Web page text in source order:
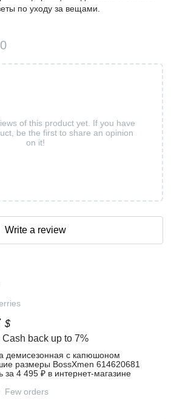
по уходу за вещами.
0
of this product yet. If you have
be the first to share an opinion
on it!
Write a review
$
Cash back up to 7%
демисезонная с капюшоном
размеры BossXmen 614620681
за 4 495 ₽ в интернет‑магазине
Few orders